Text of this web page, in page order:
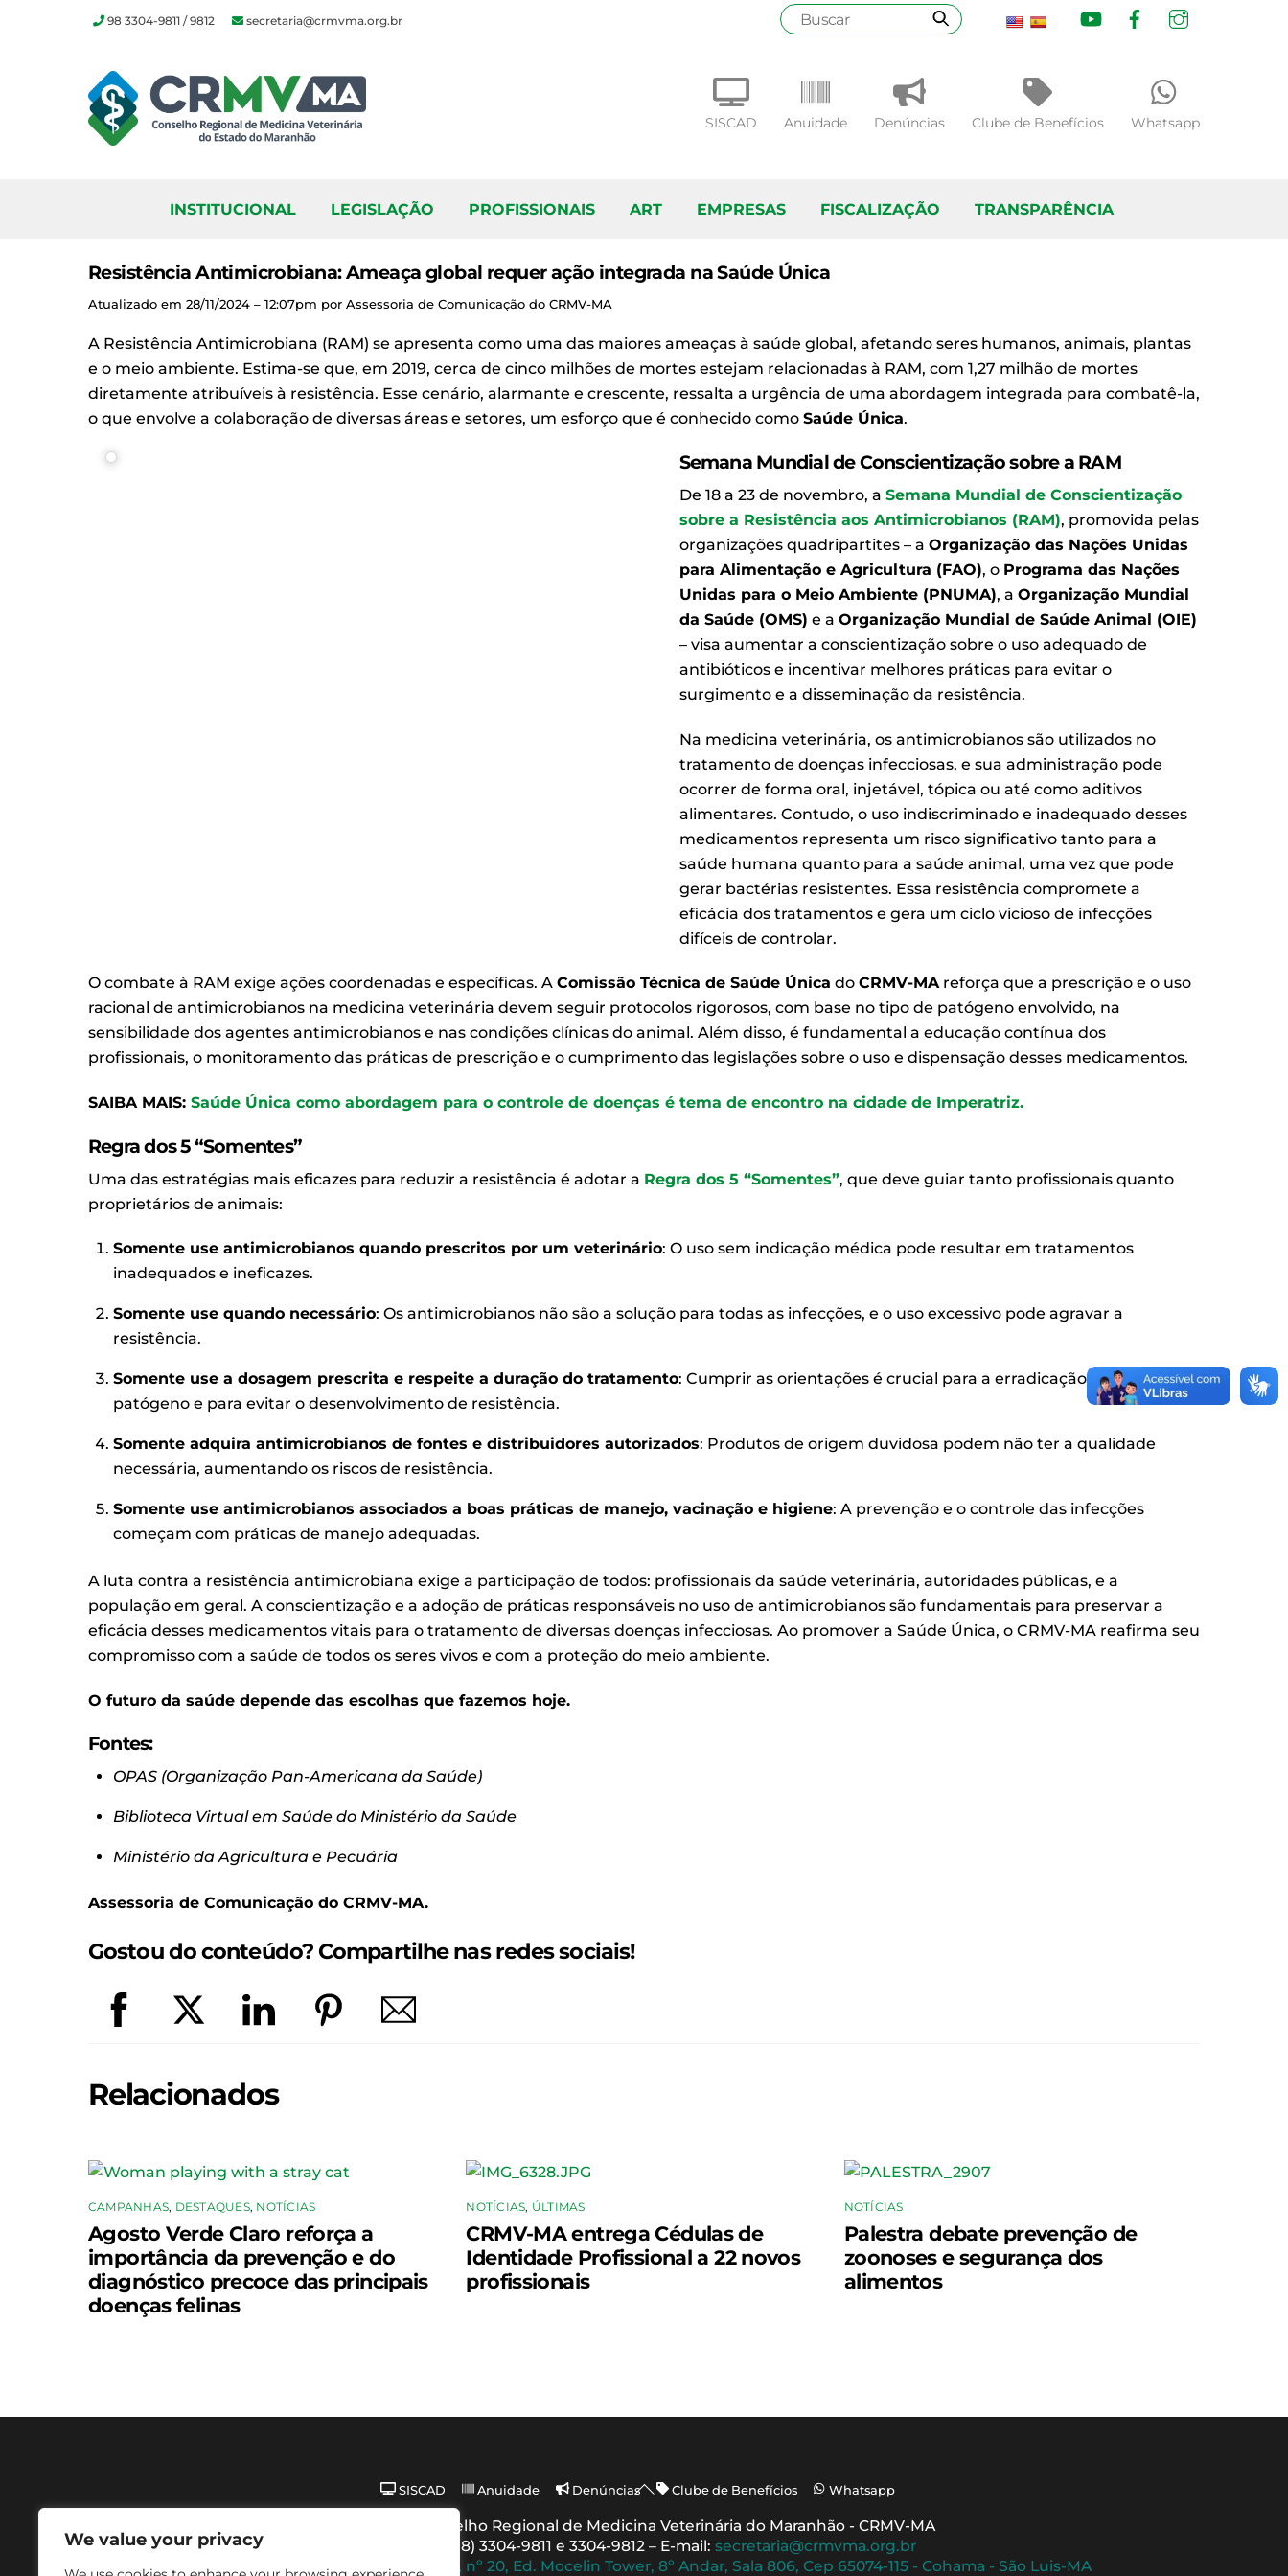
We value your privacy
INSTITUCIONAL LEGISLAÇÃO PROFISSIONAIS ART EMPRESAS FISCALIZAÇÃO TRANSPARÊNCIA
SISCAD Anuidade Denúncias Clube de Benefícios Whatsapp
98 3304-9811 / 9812 secretaria@crmvma.org.br
YoutubeFacebook
Resistência Antimicrobiana: Ameaça global requer ação integrada na Saúde Única
Atualizado em 28/11/2024 – 12:07pm por Assessoria de Comunicação do CRMV-MA
A Resistência Antimicrobiana (RAM) se apresenta como uma das maiores ameaças à saúde global, afetando seres humanos, animais, plantas
e o meio ambiente. Estima-se que, em 2019, cerca de cinco milhões de mortes estejam relacionadas à RAM, com 1,27 milhão de mortes
diretamente atribuíveis à resistência. Esse cenário, alarmante e crescente, ressalta a urgência de uma abordagem integrada para combatê-la,
o que envolve a colaboração de diversas áreas e setores, um esforço que é conhecido como Saúde Única.
Semana Mundial de Conscientização sobre a RAM
De 18 a 23 de novembro, a Semana Mundial de Conscientização
sobre a Resistência aos Antimicrobianos (RAM), promovida pelas
organizações quadripartites – a Organização das Nações Unidas
para Alimentação e Agricultura (FAO), o Programa das Nações
Unidas para o Meio Ambiente (PNUMA), a Organização Mundial
da Saúde (OMS) e a Organização Mundial de Saúde Animal (OIE)
– visa aumentar a conscientização sobre o uso adequado de
antibióticos e incentivar melhores práticas para evitar o
surgimento e a disseminação da resistência.
Na medicina veterinária, os antimicrobianos são utilizados no
tratamento de doenças infecciosas, e sua administração pode
ocorrer de forma oral, injetável, tópica ou até como aditivos
alimentares. Contudo, o uso indiscriminado e inadequado desses
medicamentos representa um risco significativo tanto para a
saúde humana quanto para a saúde animal, uma vez que pode
gerar bactérias resistentes. Essa resistência compromete a
eficácia dos tratamentos e gera um ciclo vicioso de infecções
difíceis de controlar.
O combate à RAM exige ações coordenadas e específicas. A Comissão Técnica de Saúde Única do CRMV-MAreforça que a prescrição e o uso
racional de antimicrobianos na medicina veterinária devem seguir protocolos rigorosos, com base no tipo de patógeno envolvido, na
sensibilidade dos agentes antimicrobianos e nas condições clínicas do animal. Além disso, é fundamental a educação contínua dos
profissionais, o monitoramento das práticas de prescrição e o cumprimento das legislações sobre o uso e dispensação desses medicamentos.
SAIBA MAIS: Saúde Única como abordagem para o controle de doenças é tema de encontro na cidade de Imperatriz.
Regra dos 5 “Somentes”
Uma das estratégias mais eficazes para reduzir a resistência é adotar a Regra dos 5 “Somentes”, que deve guiar tanto profissionais quanto
proprietários de animais:
Somente use antimicrobianos quando prescritos por um veterinário: O uso sem indicação médica pode resultar em tratamentos
inadequados e ineficazes.
Somente use quando necessário: Os antimicrobianos não são a solução para todas as infecções, e o uso excessivo pode agravar a
resistência.
Somente use a dosagem prescrita e respeite a duração do tratamento: Cumprir as orientações é crucial para a erradicação completa do
patógeno e para evitar o desenvolvimento de resistência.
Somente adquira antimicrobianos de fontes e distribuidores autorizados: Produtos de origem duvidosa podem não ter a qualidade
necessária, aumentando os riscos de resistência.
Somente use antimicrobianos associados a boas práticas de manejo, vacinação e higiene: A prevenção e o controle das infecções
começam com práticas de manejo adequadas.
A luta contra a resistência antimicrobiana exige a participação de todos: profissionais da saúde veterinária, autoridades públicas, e a
população em geral. A conscientização e a adoção de práticas responsáveis no uso de antimicrobianos são fundamentais para preservar a
eficácia desses medicamentos vitais para o tratamento de diversas doenças infecciosas. Ao promover a Saúde Única, o CRMV-MA reafirma seu
compromisso com a saúde de todos os seres vivos e com a proteção do meio ambiente.
O futuro da saúde depende das escolhas que fazemos hoje.
Fontes:
OPAS (Organização Pan-Americana da Saúde)
Biblioteca Virtual em Saúde do Ministério da Saúde
Ministério da Agricultura e Pecuária
Assessoria de Comunicação do CRMV-MA.
Gostou do conteúdo? Compartilhe nas redes sociais!
Relacionados
CAMPANHAS, DESTAQUES, NOTÍCIAS
Agosto Verde Claro reforça a
importância da prevenção e do
diagnóstico precoce das principais
doenças felinas
NOTÍCIAS, ÚLTIMAS
CRMV-MA entrega Cédulas de
Identidade Profissional a 22 novos
profissionais
NOTÍCIAS
Palestra debate prevenção de
zoonoses e segurança dos
alimentos
Back
Top
SISCAD Anuidade Denúncias Clube de Benefícios Whatsapp
© 2025 | Conselho Regional de Medicina Veterinária do Maranhão - CRMV-MA
Contato: (098) 3304-9811 e 3304-9812 – E-mail: secretaria@crmvma.org.br
Endereço:
Av. Daniel de La Touche, nº 20, Ed. Mocelin Tower, 8º Andar, Sala 806, Cep 65074-115 - Cohama - São Luis-MA